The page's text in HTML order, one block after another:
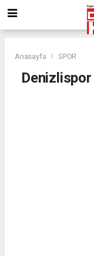
Anasayfa SPOR